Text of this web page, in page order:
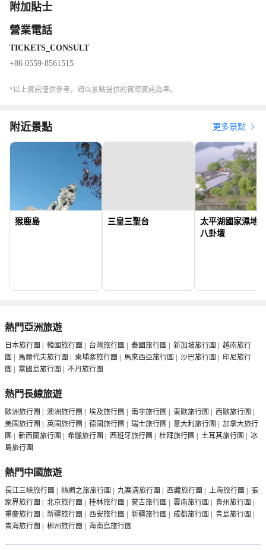
附加貼士
營業電話
TICKETS_CONSULT
+86 0559-8561515
*以上資訊僅供參考，請以景點提供的實際資訊為準。
附近景點 更多景點
猴鹿島 三皇三聖台
太平湖國家濕地
八卦壇
熱門亞洲旅遊
日本旅行團 | 韓國旅行團 | 台灣旅行團 | 泰國旅行團 | 新加坡旅行團 | 越南旅行
團 | 馬爾代夫旅行團 | 柬埔寨旅行團 | 馬來西亞旅行團 | 沙巴旅行團 | 印尼旅行
團 | 富國島旅行團 | 不丹旅行團
熱門長線旅遊
歐洲旅行團 | 澳洲旅行團 | 埃及旅行團 | 南非旅行團 | 東歐旅行團 | 西歐旅行團 |
美國旅行團 | 英國旅行團 | 德國旅行團 | 瑞士旅行團 | 意大利旅行團 | 加拿大旅行
團 | 新西蘭旅行團 | 希臘旅行團 | 西班牙旅行團 | 杜拜旅行團 | 土耳其旅行團 | 冰
島旅行團
熱門中國旅遊
長江三峽旅行團 | 絲綢之旅旅行團 | 九寨溝旅行團 | 西藏旅行團 | 上海旅行團 | 張
家界旅行團 | 北京旅行團 | 桂林旅行團 | 蒙古旅行團 | 雲南旅行團 | 貴州旅行團 |
重慶旅行團 | 新疆旅行團 | 西安旅行團 | 新疆旅行團 | 成都旅行團 | 青島旅行團 |
青海旅行團 | 郴州旅行團 | 海南島旅行團